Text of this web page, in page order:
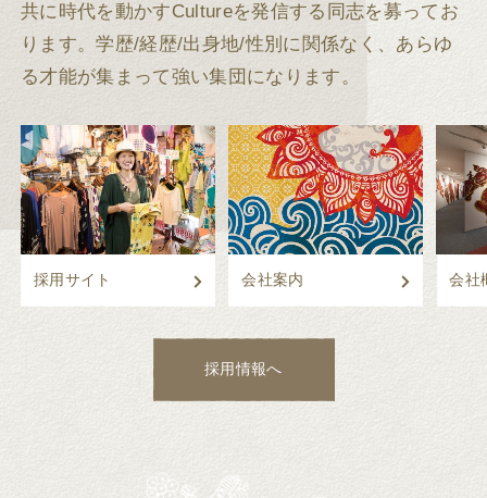
共に時代を動かすCultureを発信する同志を募ってお
ります。学歴/経歴/出身地/性別に関係なく、あらゆ
る才能が集まって強い集団になります。
採用サイト 会社案内 会社
採用情報へ